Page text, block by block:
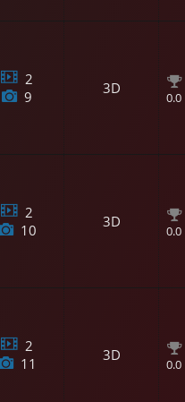
2
9
3D
0.0
2
10
3D
0.0
2
11
3D
0.0